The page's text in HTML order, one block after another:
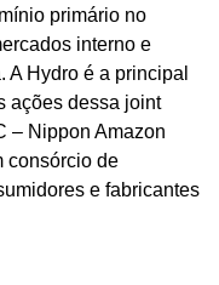
primário no
interno e
Hydro é a principal
ações dessa joint
– Nippon Amazon
consórcio de
e fabricantes